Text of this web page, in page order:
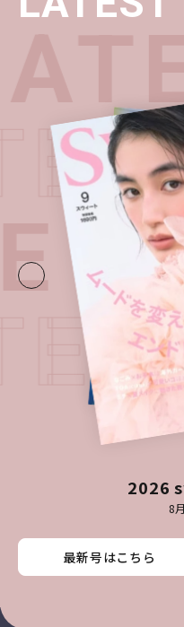
2026
8
最新号はこちら
最新号はこちら
最新号はこちら
最新号はこちら